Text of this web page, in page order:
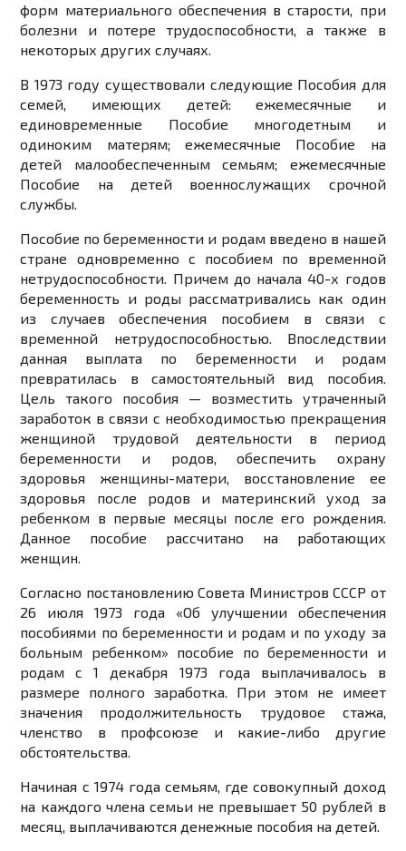
форм материального обеспечения в старости, при
болезни и потере трудоспособности, а также в
некоторых других случаях.
В 1973 году существовали следующие Пособия для
семей, имеющих детей: ежемесячные и
единовременные Пособие многодетным и
одиноким матерям; ежемесячные Пособие на
детей малообеспеченным семьям; ежемесячные
Пособие на детей военнослужащих срочной
службы.
Пособие по беременности и родам введено в нашей
стране одновременно с пособием по временной
нетрудоспособности. Причем до начала 40-х годов
беременность и роды рассматривались как один
из случаев обеспечения пособием в связи с
временной нетрудоспособностью. Впоследствии
данная выплата по беременности и родам
превратилась в самостоятельный вид пособия.
Цель такого пособия — возместить утраченный
заработок в связи с необходимостью прекращения
женщиной трудовой деятельности в период
беременности и родов, обеспечить охрану
здоровья женщины-матери, восстановление ее
здоровья после родов и материнский уход за
ребенком в первые месяцы после его рождения.
Данное пособие рассчитано на работающих
женщин.
Согласно постановлению Совета Министров СССР от
26 июля 1973 года «Об улучшении обеспечения
пособиями по беременности и родам и по уходу за
больным ребенком» пособие по беременности и
родам с 1 декабря 1973 года выплачивалось в
размере полного заработка. При этом не имеет
значения продолжительность трудовое стажа,
членство в профсоюзе и какие-либо другие
обстоятельства.
Начиная с 1974 года семьям, где совокупный доход
на каждого члена семьи не превышает 50 рублей в
месяц, выплачиваются денежные пособия на детей.